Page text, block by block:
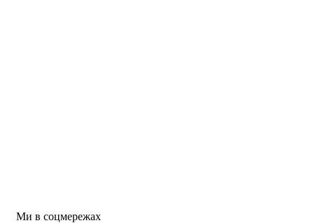
Ми в соцмережах